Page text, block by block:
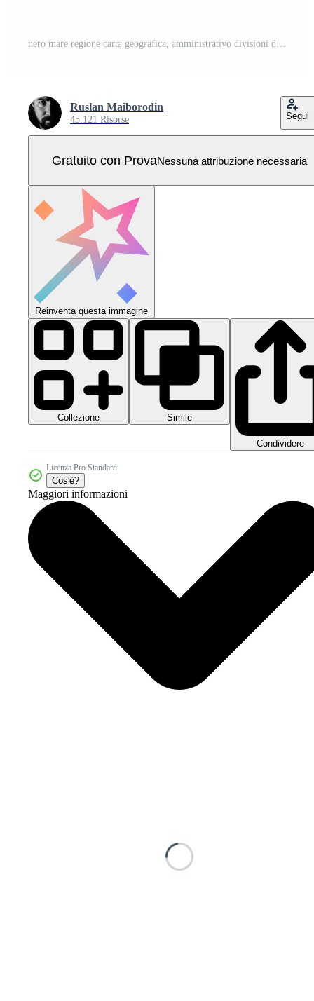
nero mare regione carta geografica, amministrativo divisioni di tacchino. illustrazione. Vettore Pro
Ruslan Maiborodin
45.121 Risorse Segui
Gratuito con ProvaNessuna attribuzione necessaria
Reinventa questa immagine
Collezione Simile
Condividere
Licenza Pro Standard
Cos'è?
Maggiori informazioni